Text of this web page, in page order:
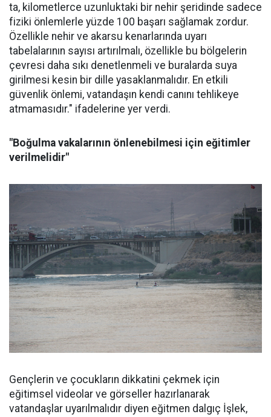
ta, kilometlerce uzunluktaki bir nehir şeridinde sadece
fiziki önlemlerle yüzde 100 başarı sağlamak zordur.
Özellikle nehir ve akarsu kenarlarında uyarı
tabelalarının sayısı artırılmalı, özellikle bu bölgelerin
çevresi daha sıkı denetlenmeli ve buralarda suya
girilmesi kesin bir dille yasaklanmalıdır. En etkili
güvenlik önlemi, vatandaşın kendi canını tehlikeye
atmamasıdır." ifadelerine yer verdi.
"Boğulma vakalarının önlenebilmesi için eğitimler
verilmelidir"
Gençlerin ve çocukların dikkatini çekmek için
eğitimsel videolar ve görseller hazırlanarak
vatandaşlar uyarılmalıdır diyen eğitmen dalgıç İşlek,